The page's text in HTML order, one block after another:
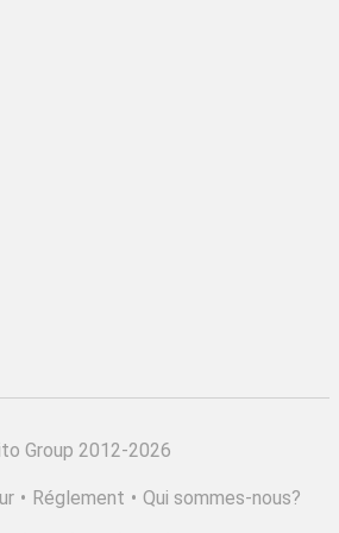
Group 2012-2026
• Réglement • Qui sommes-nous?